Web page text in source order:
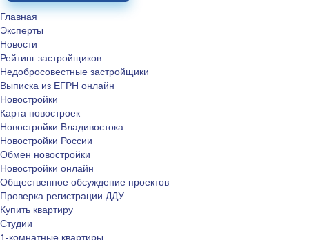
Главная
Эксперты
Новости
Рейтинг застройщиков
Недобросовестные застройщики
Выписка из ЕГРН онлайн
Новостройки
Карта новостроек
Новостройки Владивостока
Новостройки России
Обмен новостройки
Новостройки онлайн
Общественное обсуждение проектов
Проверка регистрации ДДУ
Купить квартиру
Студии
1-комнатные квартиры